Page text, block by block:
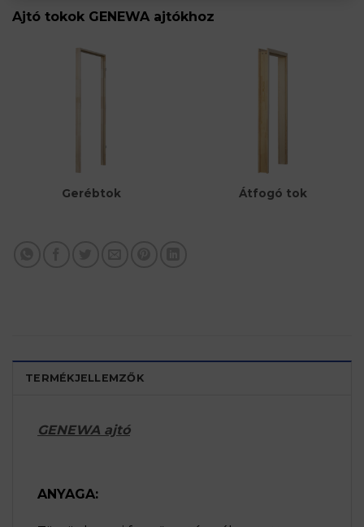
Ajtó tokok GENEWA ajtókhoz
Gerébtok Átfogó tok
TERMÉKJELLEMZŐK
GENEWA ajtó
ANYAGA: